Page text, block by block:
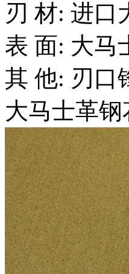
刃 材: 进口
表 面: 大马
其 他: 刃口
大马士革